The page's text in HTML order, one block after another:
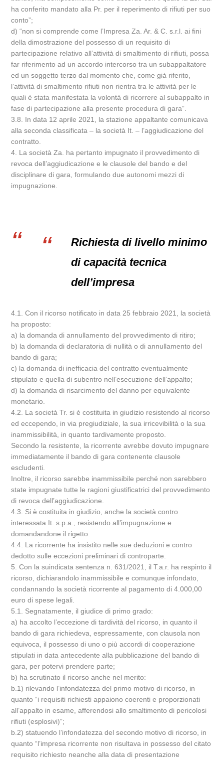
ha conferito mandato alla Pr. per il reperimento di rifiuti per suo
conto”;
d) “non si comprende come l’Impresa Za. Ar. & C. s.r.l. ai fini
della dimostrazione del possesso di un requisito di
partecipazione relativo all’attività di smaltimento di rifiuti, possa
far riferimento ad un accordo intercorso tra un subappaltatore
ed un soggetto terzo dal momento che, come già riferito,
l’attività di smaltimento rifiuti non rientra tra le attività per le
quali è stata manifestata la volontà di ricorrere al subappalto in
fase di partecipazione alla presente procedura di gara”.
3.8. In data 12 aprile 2021, la stazione appaltante comunicava
alla seconda classificata – la società It. – l’aggiudicazione del
contratto.
4. La società Za. ha pertanto impugnato il provvedimento di
revoca dell’aggiudicazione e le clausole del bando e del
disciplinare di gara, formulando due autonomi mezzi di
impugnazione.
Richiesta di livello minimo
di capacità tecnica
dell’impresa
4.1. Con il ricorso notificato in data 25 febbraio 2021, la società
ha proposto:
a) la domanda di annullamento del provvedimento di ritiro;
b) la domanda di declaratoria di nullità o di annullamento del
bando di gara;
c) la domanda di inefficacia del contratto eventualmente
stipulato e quella di subentro nell’esecuzione dell’appalto;
d) la domanda di risarcimento del danno per equivalente
monetario.
4.2. La società Tr. si è costituita in giudizio resistendo al ricorso
ed eccependo, in via pregiudiziale, la sua irricevibilità o la sua
inammissibilità, in quanto tardivamente proposto.
Secondo la resistente, la ricorrente avrebbe dovuto impugnare
immediatamente il bando di gara contenente clausole
escludenti.
Inoltre, il ricorso sarebbe inammissibile perché non sarebbero
state impugnate tutte le ragioni giustificatrici del provvedimento
di revoca dell’aggiudicazione.
4.3. Si è costituita in giudizio, anche la società contro
interessata It. s.p.a., resistendo all’impugnazione e
domandandone il rigetto.
4.4. La ricorrente ha insistito nelle sue deduzioni e contro
dedotto sulle eccezioni preliminari di controparte.
5. Con la suindicata sentenza n. 631/2021, il T.a.r. ha respinto il
ricorso, dichiarandolo inammissibile e comunque infondato,
condannando la società ricorrente al pagamento di 4.000,00
euro di spese legali.
5.1. Segnatamente, il giudice di primo grado:
a) ha accolto l’eccezione di tardività del ricorso, in quanto il
bando di gara richiedeva, espressamente, con clausola non
equivoca, il possesso di uno o più accordi di cooperazione
stipulati in data antecedente alla pubblicazione del bando di
gara, per potervi prendere parte;
b) ha scrutinato il ricorso anche nel merito:
b.1) rilevando l’infondatezza del primo motivo di ricorso, in
quanto “i requisiti richiesti appaiono coerenti e proporzionati
all’appalto in esame, afferendosi allo smaltimento di pericolosi
rifiuti (esplosivi)”;
b.2) statuendo l’infondatezza del secondo motivo di ricorso, in
quanto “l’impresa ricorrente non risultava in possesso del citato
requisito richiesto neanche alla data di presentazione